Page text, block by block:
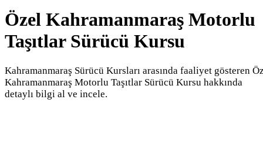
Özel Kahramanmaraş Motorlu
Taşıtlar Sürücü Kursu
Kahramanmaraş Sürücü Kursları arasında faaliyet gösteren
Kahramanmaraş Motorlu Taşıtlar Sürücü Kursu hakkında
detaylı bilgi al ve incele.